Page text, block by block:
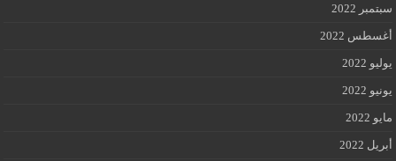
سبتمبر 2022
أغسطس 2022
يوليو 2022
يونيو 2022
مايو 2022
أبريل 2022